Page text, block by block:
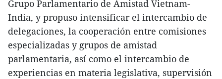
Grupo Parlamentario de Amistad Vietnam-
India, y propuso intensificar el intercambio de
delegaciones, la cooperación entre comisiones
especializadas y grupos de amistad
parlamentaria, así como el intercambio de
experiencias en materia legislativa, supervisión